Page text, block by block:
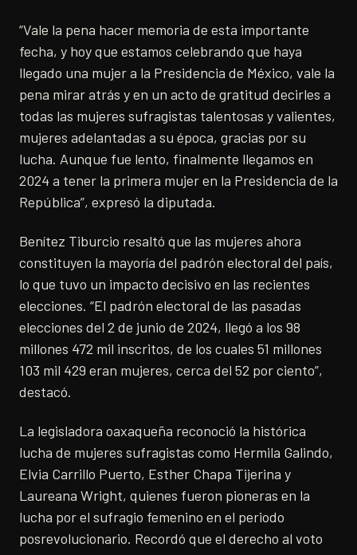
“Vale la pena hacer memoria de esta importante
fecha, y hoy que estamos celebrando que haya
llegado una mujer a la Presidencia de México, vale la
pena mirar atrás y en un acto de gratitud decirles a
todas las mujeres sufragistas talentosas y valientes,
mujeres adelantadas a su época, gracias por su
lucha. Aunque fue lento, finalmente llegamos en
2024 a tener la primera mujer en la Presidencia de la
República”, expresó la diputada.
Benítez Tiburcio resaltó que las mujeres ahora
constituyen la mayoría del padrón electoral del país,
lo que tuvo un impacto decisivo en las recientes
elecciones. “El padrón electoral de las pasadas
elecciones del 2 de junio de 2024, llegó a los 98
millones 472 mil inscritos, de los cuales 51 millones
103 mil 429 eran mujeres, cerca del 52 por ciento”,
destacó.
La legisladora oaxaqueña reconoció la histórica
lucha de mujeres sufragistas como Hermila Galindo,
Elvia Carrillo Puerto, Esther Chapa Tijerina y
Laureana Wright, quienes fueron pioneras en la
lucha por el sufragio femenino en el periodo
posrevolucionario. Recordó que el derecho al voto